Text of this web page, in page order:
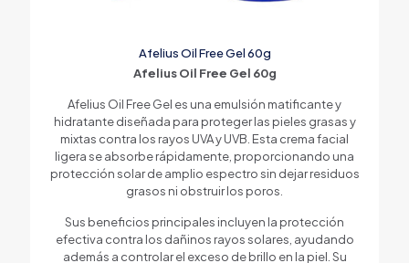
Afelius Oil Free Gel 60g
Afelius Oil Free Gel 60g
Afelius Oil Free Gel es una emulsión matificante y
hidratante diseñada para proteger las pieles grasas y
mixtas contra los rayos UVA y UVB. Esta crema facial
ligera se absorbe rápidamente, proporcionando una
protección solar de amplio espectro sin dejar residuos
grasos ni obstruir los poros.
Sus beneficios principales incluyen la protección
efectiva contra los dañinos rayos solares, ayudando
además a controlar el exceso de brillo en la piel. Su